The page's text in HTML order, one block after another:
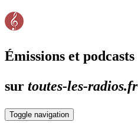
Émissions et podcasts
sur toutes-les-radios.fr
Toggle navigation